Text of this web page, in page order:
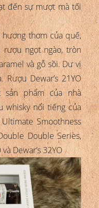
đến sự mượt mà tối
thơm của quế,
rượu ngọt ngào, tròn
và gỗ sồi. Dư vị
Dewar’s 21YO
sản phẩm của nhà
whisky nổi tiếng của
Ultimate Smoothness
Double Series,
Dewar’s 32YO